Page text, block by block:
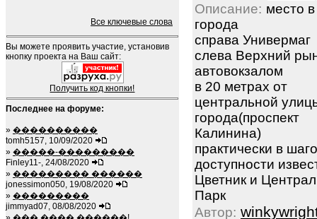
Все ключевые слова
Вы можете проявить участие, установив
кнопку проекта на Ваш сайт:
Получить код кнопки!
Последнее на форуме:
» ����������
tomh5157, 10/09/2020
» �����-���������
Finley11-, 24/08/2020
» ��������� ������
jonessimon050, 19/08/2020
» ���������
jimmyad07, 08/08/2020
Описание: место
города
справа Универмаг
слева Верхний
автовокзалом
в 20 метрах от
центральной
города(проспект
Калинина)
практически в
доступности
Цветник и
Парк
Автор: